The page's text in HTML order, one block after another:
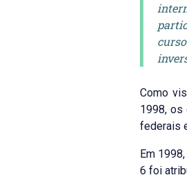
Como
1998,
federais
Em
6 foi